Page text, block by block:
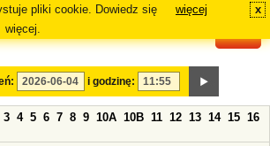
pliki cookie. Dowiedz się
więcej.
więcej x
i godzinę:
3 4 5 6 7 8 9 10A 10B 11 12 13 14 15 16